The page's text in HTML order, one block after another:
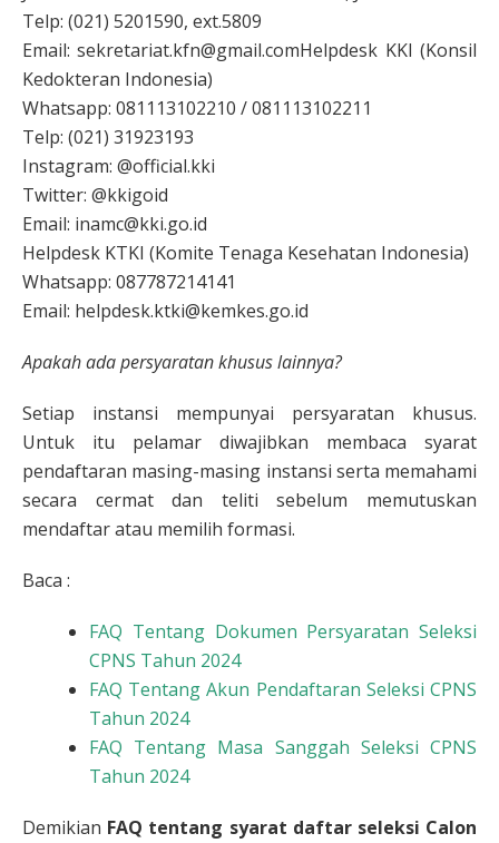
Telp: (021) 5201590, ext.5809
Email: sekretariat.kfn@gmail.comHelpdesk KKI (Konsil
Kedokteran Indonesia)
Whatsapp: 081113102210 / 081113102211
Telp: (021) 31923193
Instagram: @official.kki
Twitter: @kkigoid
Email: inamc@kki.go.id
Helpdesk KTKI (Komite Tenaga Kesehatan Indonesia)
Whatsapp: 087787214141
Email: helpdesk.ktki@kemkes.go.id
Apakah ada persyaratan khusus lainnya?
Setiap instansi mempunyai persyaratan khusus.
Untuk itu pelamar diwajibkan membaca syarat
pendaftaran masing-masing instansi serta memahami
secara cermat dan teliti sebelum memutuskan
mendaftar atau memilih formasi.
Baca :
FAQ Tentang Dokumen Persyaratan Seleksi
CPNS Tahun 2024
FAQ Tentang Akun Pendaftaran Seleksi CPNS
Tahun 2024
FAQ Tentang Masa Sanggah Seleksi CPNS
Tahun 2024
Demikian FAQ tentang syarat daftar seleksi Calon